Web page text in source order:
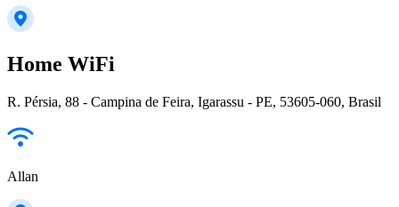
Home WiFi
R. Pérsia, 88 - Campina de Feira, Igarassu - PE, 53605-060, Brasil
Allan